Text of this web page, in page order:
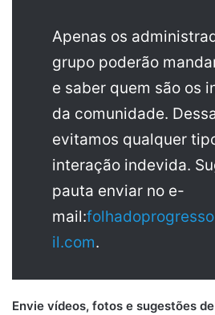
Apenas os
grupo poderão
e saber quem são os
da comunidade.
evitamos qualquer
interação indevida.
pauta enviar no e-
mail:
il.com.
Envie vídeos, fotos e sugestões